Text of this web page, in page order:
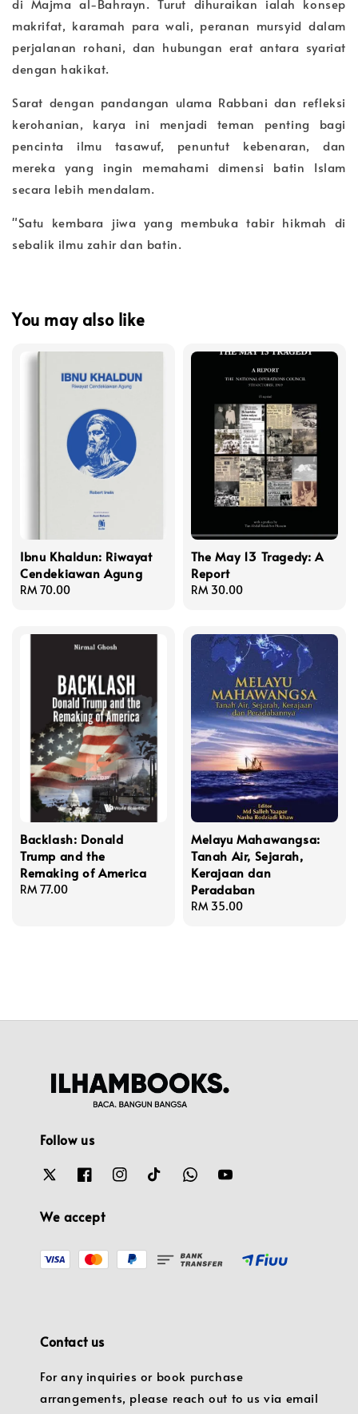
di Majma al-Bahrayn. Turut dihuraikan ialah konsep
makrifat, karamah para wali, peranan mursyid dalam
perjalanan rohani, dan hubungan erat antara syariat
dengan hakikat.
Sarat dengan pandangan ulama Rabbani dan refleksi
kerohanian, karya ini menjadi teman penting bagi
pencinta ilmu tasawuf, penuntut kebenaran, dan
mereka yang ingin memahami dimensi batin Islam
secara lebih mendalam.
"Satu kembara jiwa yang membuka tabir hikmah di
sebalik ilmu zahir dan batin.
You may also like
Ibnu Khaldun: Riwayat
Cendekiawan Agung
Regular
RM 70.00
The May 13 Tragedy: A
Report
Regular
RM 30.00
Backlash: Donald
Trump and the
Remaking of America
Regular
RM 77.00
Melayu Mahawangsa:
Tanah Air, Sejarah,
Kerajaan dan
Peradaban
Regular
RM 35.00
Follow us
We accept
Contact us
For any inquiries or book purchase
arrangements, please reach out to us via email